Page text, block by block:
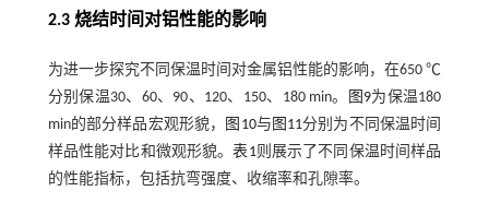
2.3 烧结时间对铝性能的影响
为进一步探究不同保温时间对金属铝性能的影响，在650 ℃
分别保温30、60、90、120、150、180 min。
图9为保温180
min的部分样品宏观形貌，
图10与 图11分别为不同保温时间
样品性能对比和微观形貌。表1则展示了不同保温时间样品
的性能指标，包括抗弯强度、收缩率和孔隙率。